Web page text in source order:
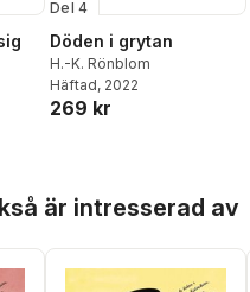
Del 4
Döden i grytan
H.-K. Rönblom
Häftad, 2022
269 kr
är intresserad av